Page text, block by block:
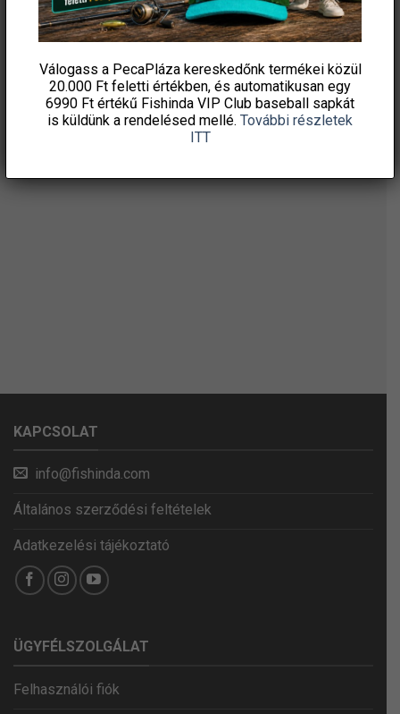
ÉRTESÜLJ ELSŐKÉNT! IRATKOZZ FEL A
HÍRLEVELÜNKRE!
KAPCSOLAT
info@fishinda.com
Általános szerződési feltételek
Adatkezelési tájékoztató
ÜGYFÉLSZOLGÁLAT
Felhasználói fiók
Válogass a PecaPláza kereskedőnk termékei közül
20.000 Ft feletti értékben, és automatikusan egy
6990 Ft értékű Fishinda VIP Club baseball sapkát
is küldünk a rendelésed mellé. További részletek
ITT